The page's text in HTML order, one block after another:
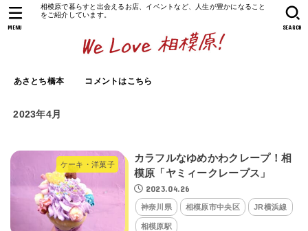
相模原で暮らすと出会えるお店、イベントなど、人生が豊かになること
をご紹介しています。
あさとち橋本 コメントはこちら
SEARCH
MENU
2023年4月
ケーキ・洋菓子
カラフルなゆめかわクレープ！相
模原「ヤミィークレープス」
2023.04.26
神奈川県 相模原市中央区 JR横浜線
相模原駅